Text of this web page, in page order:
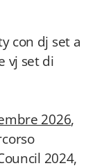
con dj set a
vj set di
2026,
2024,